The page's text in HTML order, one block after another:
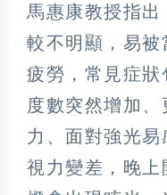
馬惠康教授指
較不明顯，易
疲勞，常見症狀
度數突然增加、
力、面對強光
視力變差，晚上